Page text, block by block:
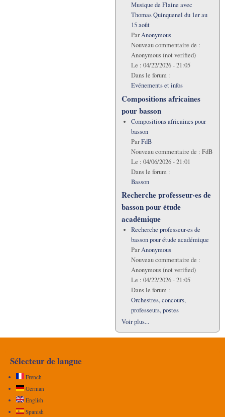
Musique de Flaine avec
Thomas Quinquenel du 1er au
15 août
ParAnonymous
Nouveau commentaire de :
Anonymous (not verified)
Le : 04/22/2026 - 21:05
Dans le forum :
Evénements et infos
Compositions africaines
pour basson
Compositions africaines pour
basson
ParFdB
Nouveau commentaire de : FdB
Le : 04/06/2026 - 21:01
Dans le forum :
Basson
Recherche professeur·es de
basson pour étude
académique
Recherche professeur·es de
basson pour étude académique
ParAnonymous
Nouveau commentaire de :
Anonymous (not verified)
Le : 04/22/2026 - 21:05
Dans le forum :
Orchestres, concours,
professeurs, postes
Voir plus...
Sélecteur de langue
French
German
English
Spanish